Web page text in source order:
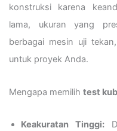
konstruksi karena
lama, ukuran yang
berbagai mesin uji
untuk proyek Anda.
Mengapa memilih test
Keakuratan Tinggi: